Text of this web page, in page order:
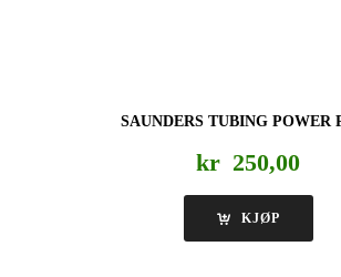
SAUNDERS TUBING POWER
kr 250,00
KJØP